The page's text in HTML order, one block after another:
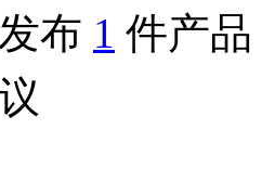
布 1 件产品